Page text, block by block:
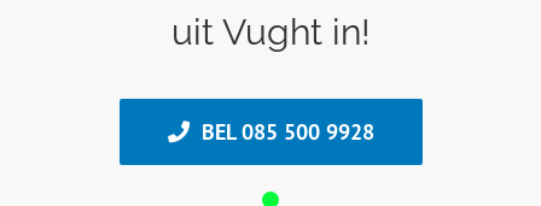
uit Vught in!
BEL 085 500 9928